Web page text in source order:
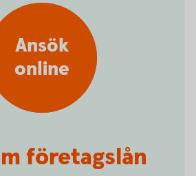
företagslån
Ansök
online